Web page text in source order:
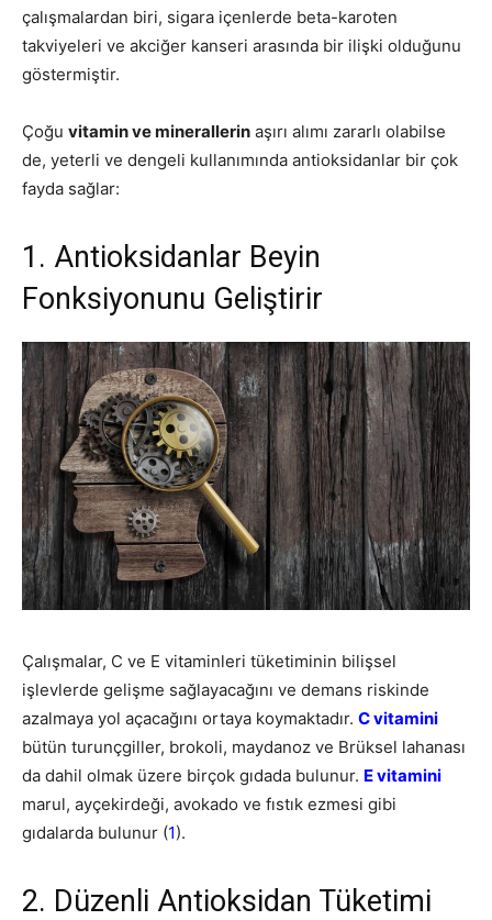
çalışmalardan biri, sigara içenlerde beta-karoten
takviyeleri ve akciğer kanseri arasında bir ilişki olduğunu
göstermiştir.
Çoğu vitamin ve minerallerin aşırı alımı zararlı olabilse
de, yeterli ve dengeli kullanımında antioksidanlar bir çok
fayda sağlar:
1. Antioksidanlar Beyin
Fonksiyonunu Geliştirir
Çalışmalar, C ve E vitaminleri tüketiminin bilişsel
işlevlerde gelişme sağlayacağını ve demans riskinde
azalmaya yol açacağını ortaya koymaktadır. C vitamini
bütün turunçgiller, brokoli, maydanoz ve Brüksel lahanası
da dahil olmak üzere birçok gıdada bulunur. E vitamini
marul, ayçekirdeği, avokado ve fıstık ezmesi gibi
gıdalarda bulunur (1).
2. Düzenli Antioksidan Tüketimi